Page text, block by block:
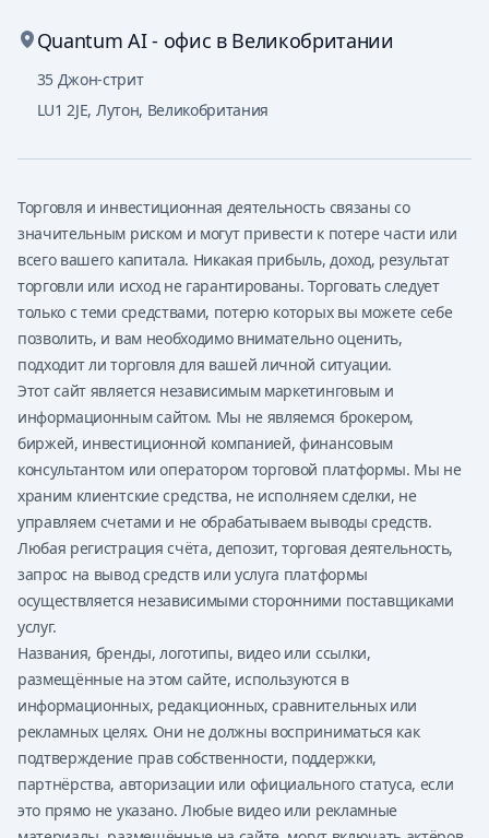
Quantum AI - офис в Великобритании
35 Джон-стрит
LU1 2JE, Лутон, Великобритания
Торговля и инвестиционная деятельность связаны со
значительным риском и могут привести к потере части или
всего вашего капитала. Никакая прибыль, доход, результат
торговли или исход не гарантированы. Торговать следует
только с теми средствами, потерю которых вы можете себе
позволить, и вам необходимо внимательно оценить,
подходит ли торговля для вашей личной ситуации.
Этот сайт является независимым маркетинговым и
информационным сайтом. Мы не являемся брокером,
биржей, инвестиционной компанией, финансовым
консультантом или оператором торговой платформы. Мы не
храним клиентские средства, не исполняем сделки, не
управляем счетами и не обрабатываем выводы средств.
Любая регистрация счёта, депозит, торговая деятельность,
запрос на вывод средств или услуга платформы
осуществляется независимыми сторонними поставщиками
услуг.
Названия, бренды, логотипы, видео или ссылки,
размещённые на этом сайте, используются в
информационных, редакционных, сравнительных или
рекламных целях. Они не должны восприниматься как
подтверждение прав собственности, поддержки,
партнёрства, авторизации или официального статуса, если
это прямо не указано. Любые видео или рекламные